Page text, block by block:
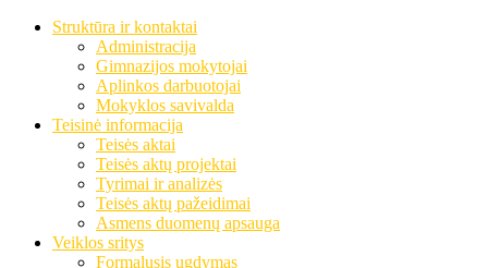
Struktūra ir kontaktai
Administracija
Gimnazijos mokytojai
Aplinkos darbuotojai
Mokyklos savivalda
Teisinė informacija
Teisės aktai
Teisės aktų projektai
Tyrimai ir analizės
Teisės aktų pažeidimai
Asmens duomenų apsauga
Veiklos sritys
Formalusis ugdymas